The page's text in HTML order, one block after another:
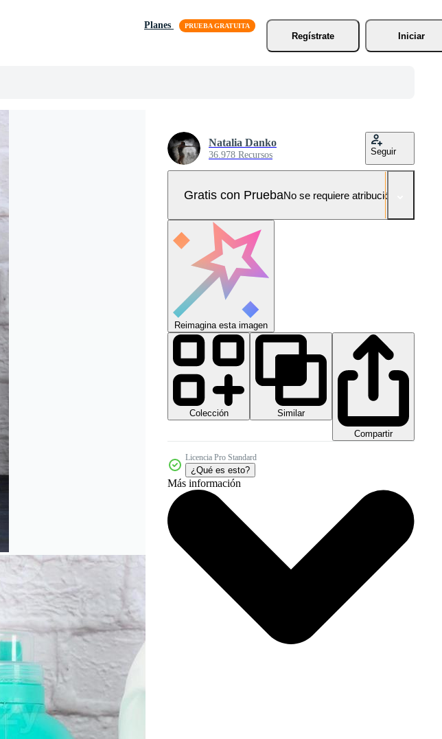
Planes
Regístrate
Iniciar
Natalia Danko
36.978 Recursos Seguir
Gratis con PruebaNo se requiere atribución!
Reimagina esta imagen
Colección
Similar
Compartir
Licencia Pro Standard
¿Qué es esto?
Más información